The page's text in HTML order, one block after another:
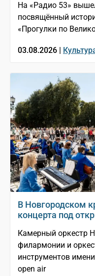
На «Радио 53»
посвящённый
«Прогулки по
03.08.2026 |
В Новгородском
концерта под
Камерный оркестр
филармонии и
инструментов
open air